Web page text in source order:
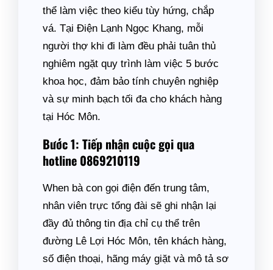
thể làm việc theo kiểu tùy hứng, chắp
vá. Tại Điện Lạnh Ngọc Khang, mỗi
người thợ khi đi làm đều phải tuân thủ
nghiêm ngặt quy trình làm việc 5 bước
khoa học, đảm bảo tính chuyên nghiệp
và sự minh bạch tối đa cho khách hàng
tại Hóc Môn.
Bước 1: Tiếp nhận cuộc gọi qua
hotline 0869210119
When bà con gọi điện đến trung tâm,
nhân viên trực tổng đài sẽ ghi nhận lại
đầy đủ thông tin địa chỉ cụ thể trên
đường Lê Lợi Hóc Môn, tên khách hàng,
số điện thoại, hãng máy giặt và mô tả sơ